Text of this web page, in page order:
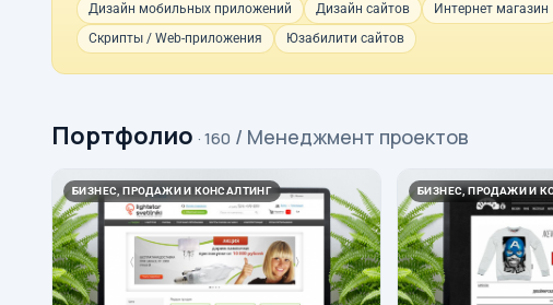
Дизайн мобильных приложений
Дизайн сайтов Интернет магазин
Скрипты / Web-приложения
Юзабилити сайтов
Портфолио · 160 / Менеджмент проектов
БИЗНЕС, ПРОДАЖИ И КОНСАЛТИНГ БИЗНЕС, ПРОДАЖИ И